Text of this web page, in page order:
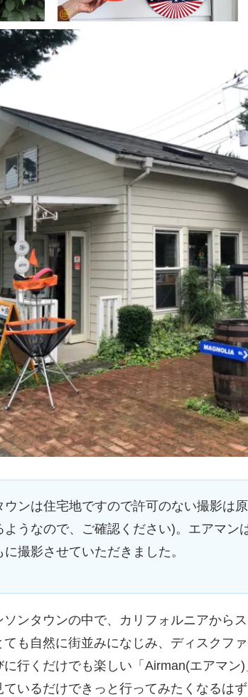
ンは住宅地ですので許可のない撮影は
ようなので、ご確認ください)。エアマン
撮影させていただきました。
ンタウンの中で、カリフォルニアから
ても自然に街並みになじみ、ディスクフ
行くだけでも楽しい「Airman(エアマン
いるだけできっと行ってみたくなるはず